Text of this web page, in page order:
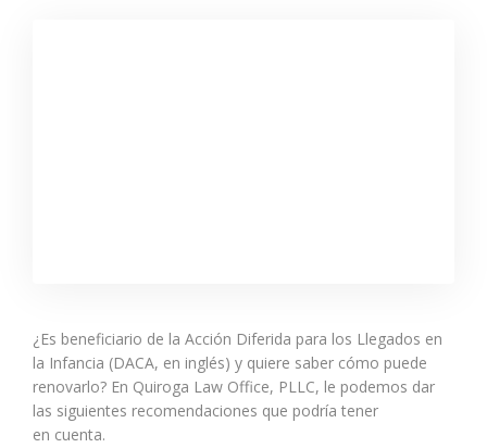
¿Es beneficiario de la Acción Diferida para los Llegados en
la Infancia (DACA, en inglés) y quiere saber cómo puede
renovarlo? En Quiroga Law Office, PLLC, le podemos dar
las siguientes recomendaciones que podría tener
en cuenta.